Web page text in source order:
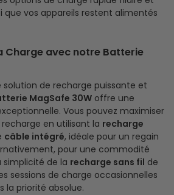
que vos appareils restent alimentés
Charge avec notre Batterie
solution de recharge puissante et
MagSafe 30W offre une
Vous pouvez maximiser
en utilisant la recharge
câble intégré, idéale pour un regain
pour une commodité
simplicité de la recharge sans fil de
sessions de charge occasionnelles
la priorité absolue.